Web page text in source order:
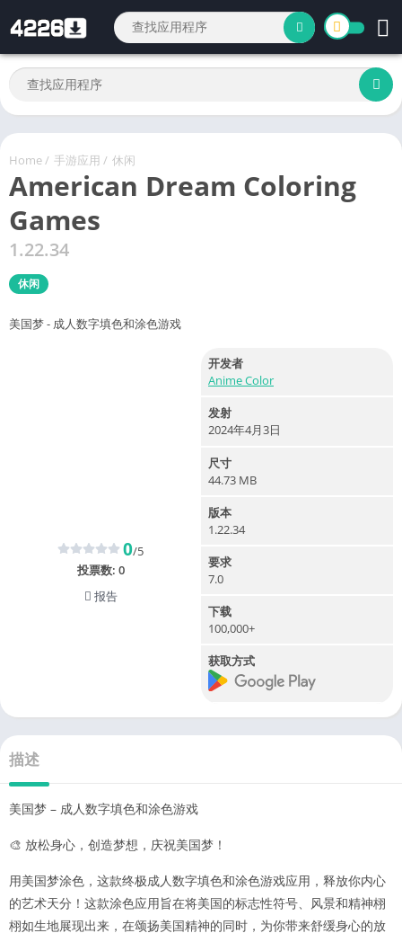
Home/ 手游应用 / 休闲
American Dream Coloring
Games
1.22.34
休闲
美国梦 - 成人数字填色和涂色游戏
0/5
投票数: 0
报告
开发者
Anime Color
发射
2024年4月3日
尺寸
44.73 MB
版本
1.22.34
要求
7.0
下载
100,000+
获取方式
描述
美国梦 – 成人数字填色和涂色游戏
🎨 放松身心，创造梦想，庆祝美国梦！
用美国梦涂色，这款终极成人数字填色和涂色游戏应用，释放你内心
的艺术天分！这款涂色应用旨在将美国的标志性符号、风景和精神栩
栩如生地展现出来，在颂扬美国精神的同时，为你带来舒缓身心的放